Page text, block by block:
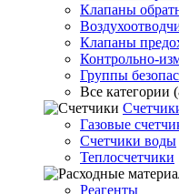
Клапаны
Клапаны
Контрольно-
Группы
Все категории
Газовые
Счетчики воды
Теплосчетчики
Реагенты